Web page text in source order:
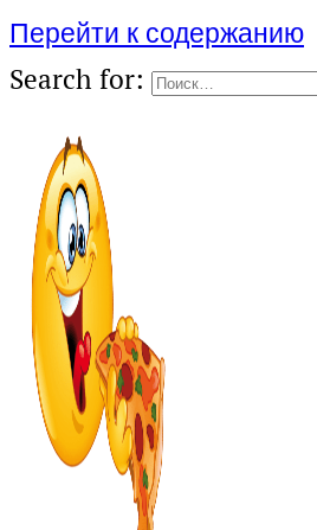
Перейти к содержанию
Search for: